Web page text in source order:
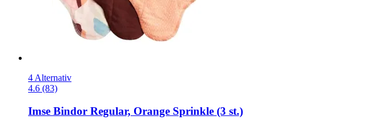
4 Alternativ
4.6 (83)
Imse Bindor Regular, Orange Sprinkle (3 st.)